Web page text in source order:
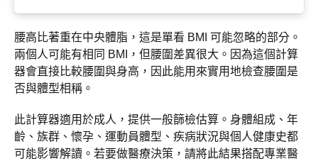
腰高比著重在中央體脂，這是單看 BMI 可能忽略的部分。
兩個人可能有相同 BMI，但腰圍差異很大。因為這個計算
器會直接比較腰圍與身高，因此能用來實用地檢查腰圍是
否與體型相稱。
此計算器適用於成人，提供一般篩檢估算。身體組成、年
齡、族群、懷孕、運動員體型、疾病狀況與個人健康史都
可能影響解讀。若要做醫療決策，請將此結果搭配專業醫